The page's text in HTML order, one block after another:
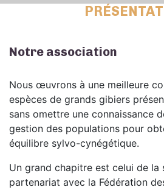
Notre association
Nous œuvrons à une meilleure
espèces de grands gibiers
sans omettre une connaissance
gestion des populations pour
équilibre sylvo-cynégétique.
Un grand chapitre est celui de la
partenariat avec la Fédération